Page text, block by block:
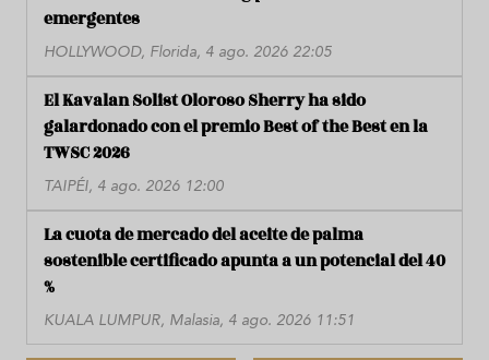
emergentes
HOLLYWOOD, Florida, 4 ago. 2026 22:05
El Kavalan Solist Oloroso Sherry ha sido
galardonado con el premio Best of the Best en la
TWSC 2026
TAIPÉI, 4 ago. 2026 12:00
La cuota de mercado del aceite de palma
sostenible certificado apunta a un potencial del 40
%
KUALA LUMPUR, Malasia, 4 ago. 2026 11:51